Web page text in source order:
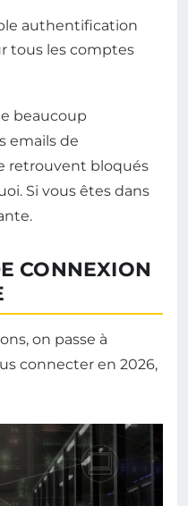
authentification
tous les comptes
beaucoup
emails de
retrouvent bloqués
Si vous êtes dans
CONNEXION
on passe à
connecter en 2026,